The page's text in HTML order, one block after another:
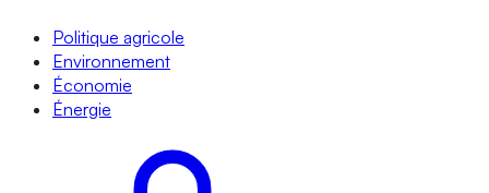
Politique agricole
Environnement
Économie
Énergie